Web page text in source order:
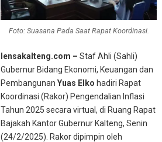
Foto: Suasana Pada Saat Rapat Koordinasi.
lensakalteng.com – Staf Ahli (Sahli)
Gubernur Bidang Ekonomi, Keuangan dan
PembangunanYuas Elko hadiri Rapat
Koordinasi (Rakor) Pengendalian Inflasi
Tahun 2025 secara virtual, di Ruang Rapat
Bajakah Kantor Gubernur Kalteng, Senin
(24/2/2025). Rakor dipimpin oleh